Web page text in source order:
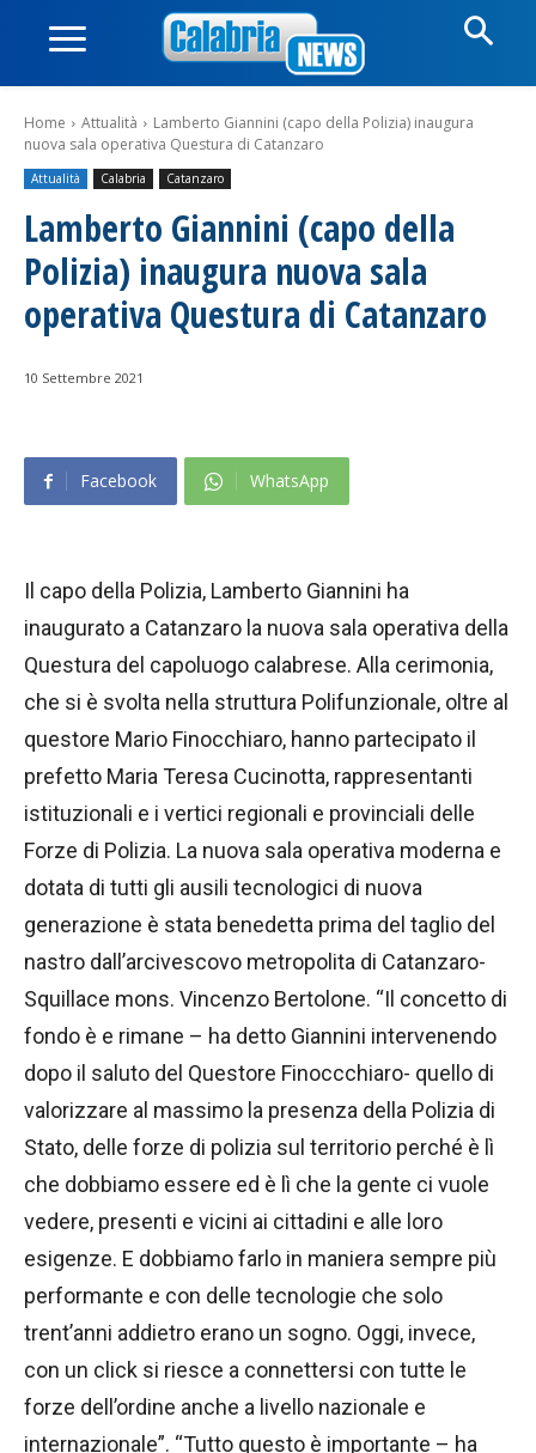
Home Attualità
Lamberto Giannini (capo della Polizia) inaugura
nuova sala operativa Questura di Catanzaro
Attualità Calabria Catanzaro
Lamberto Giannini (capo della
Polizia) inaugura nuova sala
operativa Questura di Catanzaro
10 Settembre 2021
Facebook WhatsApp
Il capo della Polizia, Lamberto Giannini ha
inaugurato a Catanzaro la nuova sala operativa della
Questura del capoluogo calabrese. Alla cerimonia,
che si è svolta nella struttura Polifunzionale, oltre al
questore Mario Finocchiaro, hanno partecipato il
prefetto Maria Teresa Cucinotta, rappresentanti
istituzionali e i vertici regionali e provinciali delle
Forze di Polizia. La nuova sala operativa moderna e
dotata di tutti gli ausili tecnologici di nuova
generazione è stata benedetta prima del taglio del
nastro dall’arcivescovo metropolita di Catanzaro-
Squillace mons. Vincenzo Bertolone. “Il concetto di
fondo è e rimane – ha detto Giannini intervenendo
dopo il saluto del Questore Finoccchiaro- quello di
valorizzare al massimo la presenza della Polizia di
Stato, delle forze di polizia sul territorio perché è lì
che dobbiamo essere ed è lì che la gente ci vuole
vedere, presenti e vicini ai cittadini e alle loro
esigenze. E dobbiamo farlo in maniera sempre più
performante e con delle tecnologie che solo
trent’anni addietro erano un sogno. Oggi, invece,
con un click si riesce a connettersi con tutte le
forze dell’ordine anche a livello nazionale e
internazionale”. “Tutto questo è importante – ha